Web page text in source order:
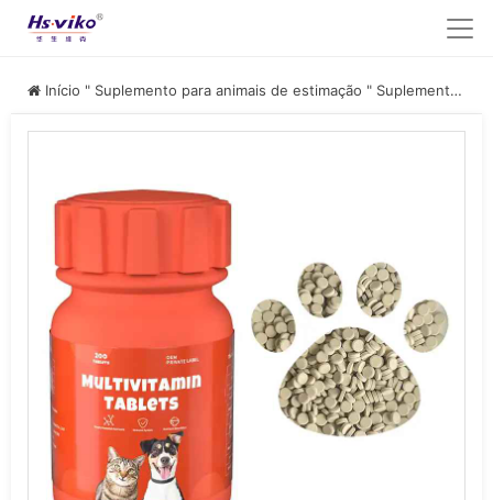
Início " Suplemento para animais de estimação " Suplemento nutricional para animais de estimação